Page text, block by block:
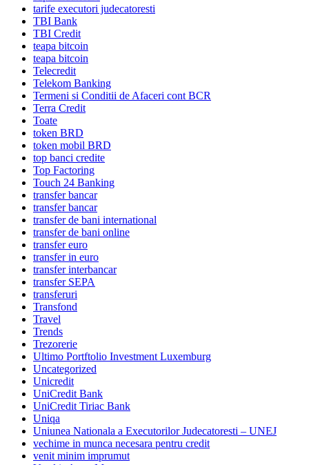
tarife executori judecatoresti
TBI Bank
TBI Credit
teapa bitcoin
teapa bitcoin
Telecredit
Telekom Banking
Termeni si Conditii de Afaceri cont BCR
Terra Credit
Toate
token BRD
token mobil BRD
top banci credite
Top Factoring
Touch 24 Banking
transfer bancar
transfer bancar
transfer de bani international
transfer de bani online
transfer euro
transfer in euro
transfer interbancar
transfer SEPA
transferuri
Transfond
Travel
Trends
Trezorerie
Ultimo Portftolio Investment Luxemburg
Uncategorized
Unicredit
UniCredit Bank
UniCredit Tiriac Bank
Uniqa
Uniunea Nationala a Executorilor Judecatoresti – UNEJ
vechime in munca necesara pentru credit
venit minim imprumut